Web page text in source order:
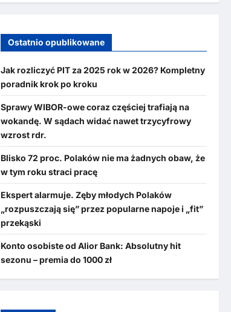
Ostatnio opublikowane
Jak rozliczyć PIT za 2025 rok w 2026? Kompletny
poradnik krok po kroku
Sprawy WIBOR-owe coraz częściej trafiają na
wokandę. W sądach widać nawet trzycyfrowy
wzrost rdr.
Blisko 72 proc. Polaków nie ma żadnych obaw, że
w tym roku straci pracę
Ekspert alarmuje. Zęby młodych Polaków
„rozpuszczają się” przez popularne napoje i „fit”
przekąski
Konto osobiste od Alior Bank: Absolutny hit
sezonu – premia do 1000 zł